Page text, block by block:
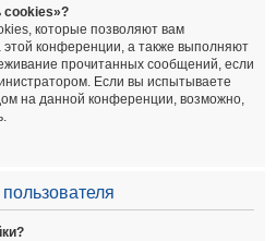
cookies»?
которые позволяют вам
этой конференции, а также выполняют
прочитанных сообщений, если
Если вы испытываете
на данной конференции, возможно,